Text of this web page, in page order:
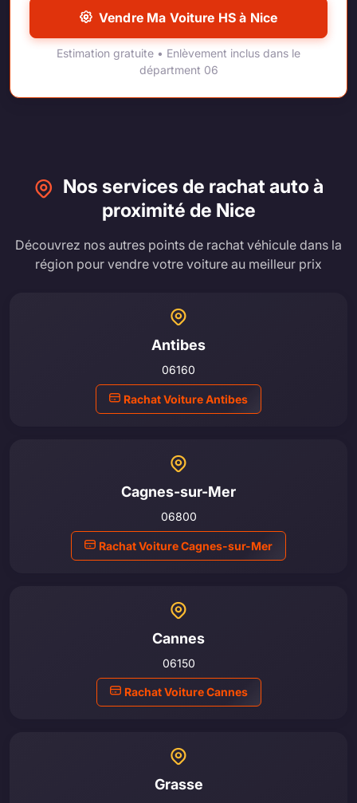
Vendre Ma Voiture HS à Nice
Estimation gratuite • Enlèvement inclus dans le
départment 06
Nos services de rachat auto à
proximité de Nice
Découvrez nos autres points de rachat véhicule dans la
région pour vendre votre voiture au meilleur prix
Antibes
06160
Rachat Voiture Antibes
Cagnes-sur-Mer
06800
Rachat Voiture Cagnes-sur-Mer
Cannes
06150
Rachat Voiture Cannes
Grasse